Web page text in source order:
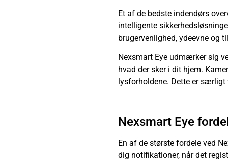
Et af de bedste indendørs
intelligente
brugervenlighed, ydeevne og
Nexsmart Eye udmærker sig
hvad der sker i dit hjem.
lysforholdene. Dette er
Nexsmart Eye
En af de største fordele ved
dig notifikationer, når det